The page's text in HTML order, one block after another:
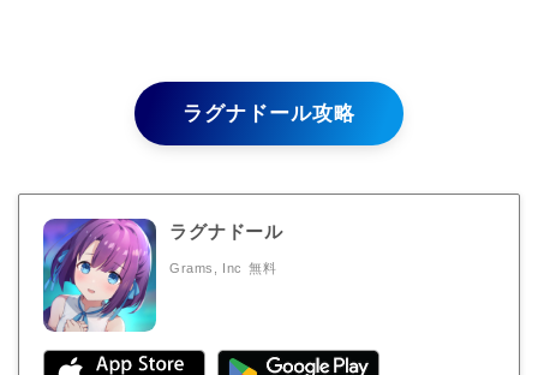
ラグナドール攻略
ラグナドール
Grams, Inc 無料